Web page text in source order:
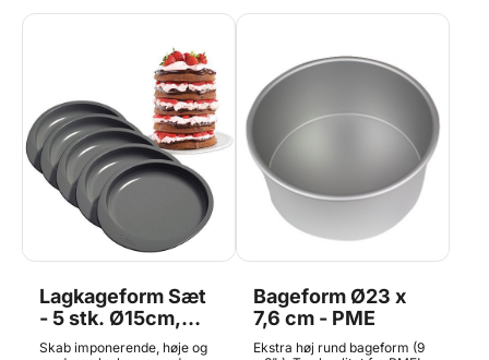
Lagkageform Sæt
- 5 stk. Ø15cm,
Wilton
Skab imponerende, høje og
Bageform Ø23 x
7,6 cm - PME
Ekstra høj rund bageform (9